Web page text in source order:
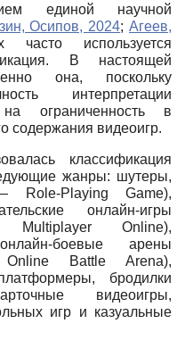
единой научной
Осипов, 2024;Агеев,
используется
В настоящей
она, поскольку
интерпретации
ограниченность в
содержания видеоигр.
классификация
жанры: шутеры,
Playing Game),
онлайн-игры
Online),
онлайн-боевые арены
Battle Arena),
бродилки
видеоигры,
игр и казуальные